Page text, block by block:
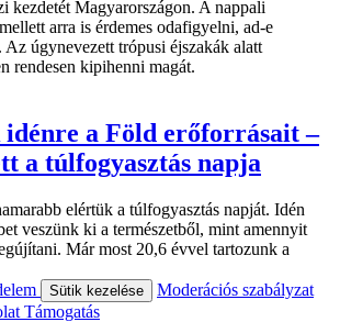
kezdetét Magyarországon. A nappali
arra is érdemes odafigyelni, ad-e
Az úgynevezett trópusi éjszakák alatt
rendesen kipihenni magát.
a Föld erőforrásait –
a túlfogyasztás napja
elértük a túlfogyasztás napját. Idén
veszünk ki a természetből, mint amennyit
Már most 20,6 évvel tartozunk a
Sütik kezelése
Moderációs szabályzat
Támogatás